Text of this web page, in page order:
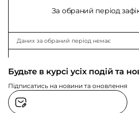
За обраний період
Даних за обраний період немає
Будьте в курсі усіх подій та
Підписатись на новини та оновлення